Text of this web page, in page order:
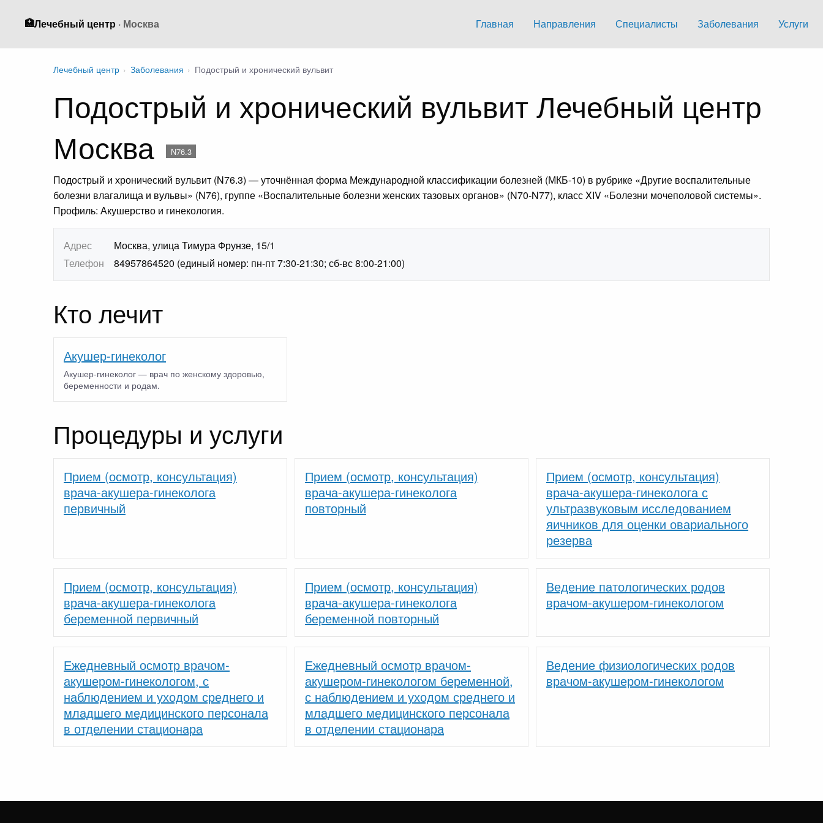
🏥Лечебный центр · Москва Главная Направления Специалисты Заболевания Услуги
Лечебный центр › Заболевания › Подострый и хронический вульвит
Подострый и хронический вульвит Лечебный центр
Москва
N76.3
Подострый и хронический вульвит (N76.3) — уточнённая форма Международной классификации болезней (МКБ-10) в рубрике «Другие воспалительные
болезни влагалища и вульвы» (N76), группе «Воспалительные болезни женских тазовых органов» (N70-N77), класс XIV «Болезни мочеполовой системы».
Профиль: Акушерство и гинекология.
Адрес
Москва, улица Тимура Фрунзе, 15/1
Телефон
84957864520 (единый номер: пн-пт 7:30-21:30; сб-вс 8:00-21:00)
Кто лечит
Акушер-гинеколог
Акушер-гинеколог — врач по женскому здоровью,
беременности и родам.
Процедуры и услуги
Прием (осмотр, консультация)
врача-акушера-гинеколога
первичный
Прием (осмотр, консультация)
врача-акушера-гинеколога
повторный
Прием (осмотр, консультация)
врача-акушера-гинеколога с
ультразвуковым исследованием
яичников для оценки овариального
резерва
Прием (осмотр, консультация)
врача-акушера-гинеколога
беременной первичный
Прием (осмотр, консультация)
врача-акушера-гинеколога
беременной повторный
Ведение патологических родов
врачом-акушером-гинекологом
Ежедневный осмотр врачом-
акушером-гинекологом, с
наблюдением и уходом среднего и
младшего медицинского персонала
в отделении стационара
Ежедневный осмотр врачом-
акушером-гинекологом беременной,
с наблюдением и уходом среднего и
младшего медицинского персонала
в отделении стационара
Ведение физиологических родов
врачом-акушером-гинекологом